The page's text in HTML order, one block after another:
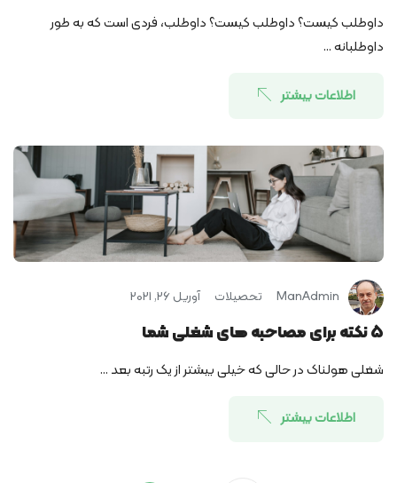
داوطلب کیست؟ داوطلب کیست؟ داوطلب، فردی است که به طور
داوطلبانه ...
اطلاعات بیشتر
ManAdmin تحصیلات آوریل 26, 2021
5 نکته برای مصاحبه های شغلی شما
شغلی هولناک در حالی که خیلی بیشتر از یک رتبه بعد ...
اطلاعات بیشتر